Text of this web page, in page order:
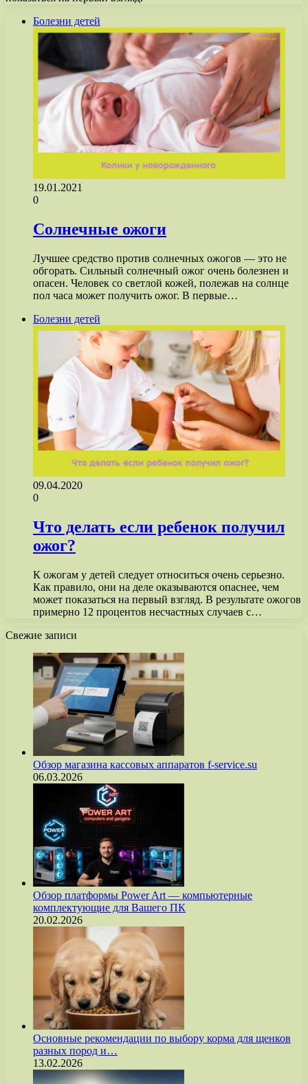
Болезни детей
19.01.2021
0
Солнечные ожоги
Лучшее средство против солнечных ожогов — это не
обгорать. Сильный солнечный ожог очень болезнен и
опасен. Человек со светлой кожей, полежав на солнце
пол часа может получить ожог. В первые…
Болезни детей
09.04.2020
0
Что делать если ребенок получил
ожог?
К ожогам у детей следует относиться очень серьезно.
Как правило, они на деле оказываются опаснее, чем
может показаться на первый взгляд. В результате ожогов
примерно 12 процентов несчастных случаев с…
Свежие записи
Обзор магазина кассовых аппаратов f-service.su
06.03.2026
Обзор платформы Power Art — компьютерные
комплектующие для Вашего ПК
20.02.2026
Основные рекомендации по выбору корма для щенков
разных пород и…
13.02.2026